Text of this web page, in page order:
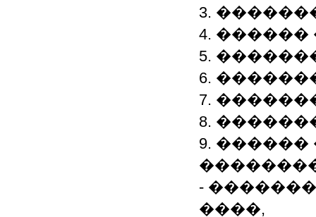
3.
4.
5.
6.
7.
8.
9.
-
����,